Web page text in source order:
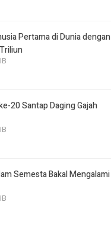
Pertama di Dunia dengan
20 Santap Daging Gajah
Semesta Bakal Mengalami